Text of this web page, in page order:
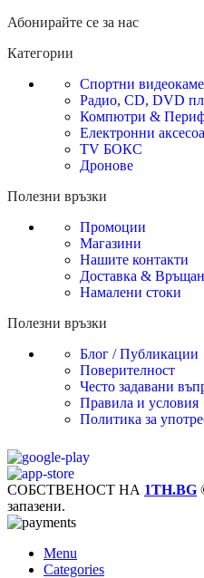
Абонирайте се за нас
Категории
Спортни
Радио, CD, DVD
Компютри &
Електронни
TV БОКС
Дронове
Полезни връзки
Промоции
Магазини
Нашите контакти
Доставка &
Намалени стоки
Полезни връзки
Блог / Публикации
Поверителност
Често задавани
Правила и условия
Политика за
СОБСТВЕНОСТ НА 1TH.BG
запазени.
Menu
Categories